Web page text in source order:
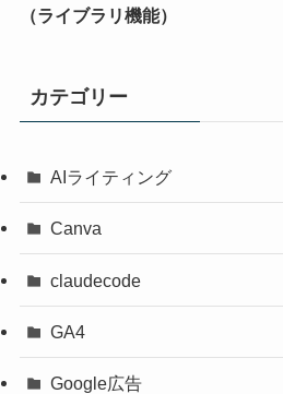
（ライブラリ機能）
カテゴリー
AIライティング
Canva
claudecode
GA4
Google広告